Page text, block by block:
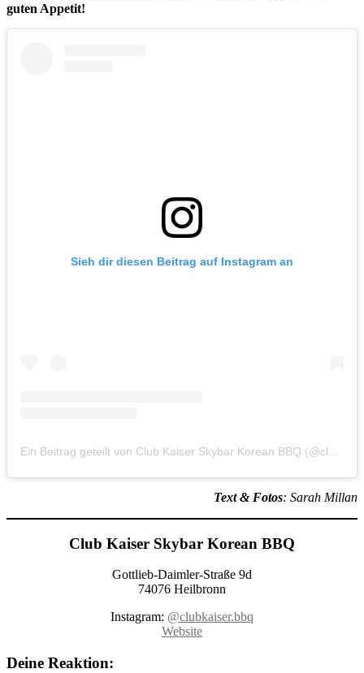
guten Appetit!
Sieh dir diesen Beitrag auf Instagram an
Text & Fotos: Sarah Millan
Club Kaiser Skybar Korean BBQ
Gottlieb-Daimler-Straße 9d
74076 Heilbronn
Instagram: @clubkaiser.bbq
Website
Deine Reaktion: